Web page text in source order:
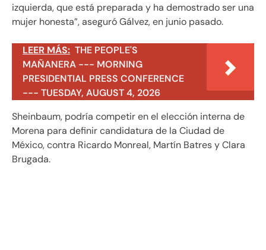
izquierda, que está preparada y ha demostrado ser una
mujer honesta”, aseguró Gálvez, en junio pasado.
LEER MÁS: THE PEOPLE'S
MAÑANERA --- MORNING
PRESIDENTIAL PRESS CONFERENCE
--- TUESDAY, AUGUST 4, 2026
Sheinbaum, podría competir en el elección interna de
Morena para definir candidatura de la Ciudad de
México, contra Ricardo Monreal, Martín Batres y Clara
Brugada.